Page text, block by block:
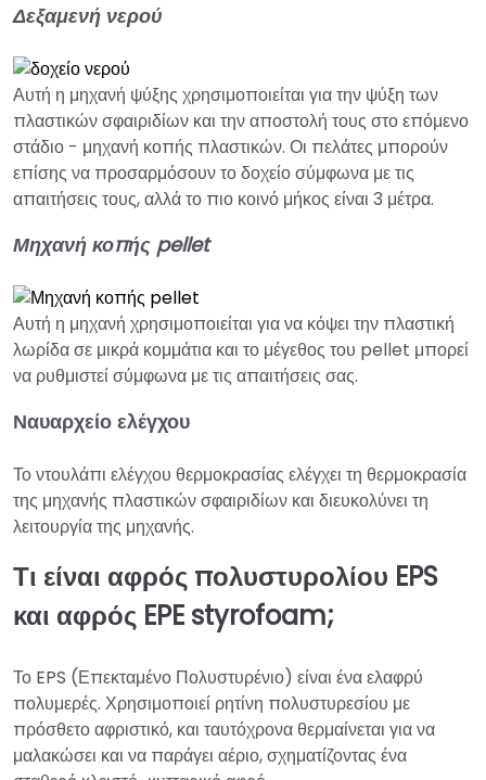
Δεξαμενή νερού
Αυτή η μηχανή ψύξης χρησιμοποιείται για την ψύξη των
πλαστικών σφαιριδίων και την αποστολή τους στο επόμενο
στάδιο - μηχανή κοπής πλαστικών. Οι πελάτες μπορούν
επίσης να προσαρμόσουν το δοχείο σύμφωνα με τις
απαιτήσεις τους, αλλά το πιο κοινό μήκος είναι 3 μέτρα.
Μηχανή κοπής pellet
Αυτή η μηχανή χρησιμοποιείται για να κόψει την πλαστική
λωρίδα σε μικρά κομμάτια και το μέγεθος του pellet μπορεί
να ρυθμιστεί σύμφωνα με τις απαιτήσεις σας.
Ναυαρχείο ελέγχου
Το ντουλάπι ελέγχου θερμοκρασίας ελέγχει τη θερμοκρασία
της μηχανής πλαστικών σφαιριδίων και διευκολύνει τη
λειτουργία της μηχανής.
Τι είναι αφρός πολυστυρολίου EPS
και αφρός EPE styrofoam;
Το EPS (Επεκταμένο Πολυστυρένιο) είναι ένα ελαφρύ
πολυμερές. Χρησιμοποιεί ρητίνη πολυστυρεσίου με
πρόσθετο αφριστικό, και ταυτόχρονα θερμαίνεται για να
μαλακώσει και να παράγει αέριο, σχηματίζοντας ένα